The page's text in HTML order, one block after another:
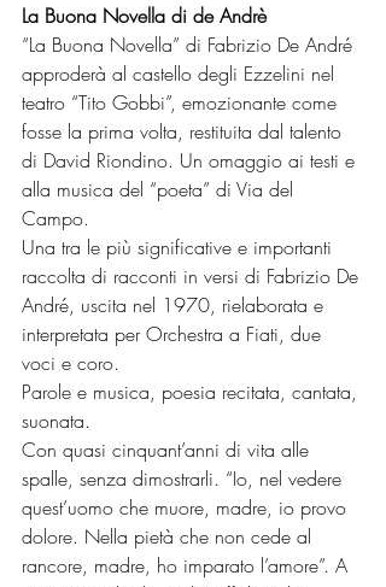
La Buona Novella di de Andrè
“La Buona Novella” di Fabrizio De André
approderà al castello degli Ezzelini nel
teatro “Tito Gobbi”, emozionante come
fosse la prima volta, restituita dal talento
di David Riondino. Un omaggio ai testi e
alla musica del “poeta” di Via del
Campo.
Una tra le più significative e importanti
raccolta di racconti in versi di Fabrizio De
André, uscita nel 1970, rielaborata e
interpretata per Orchestra a Fiati, due
voci e coro.
Parole e musica, poesia recitata, cantata,
suonata.
Con quasi cinquant’anni di vita alle
spalle, senza dimostrarli. “Io, nel vedere
quest’uomo che muore, madre, io provo
dolore. Nella pietà che non cede al
rancore, madre, ho imparato l’amore”. A